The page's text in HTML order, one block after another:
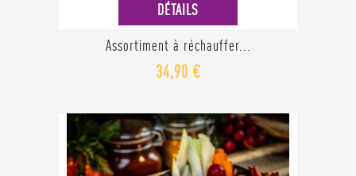
DÉTAILS
Assortiment à réchauffer...
34,90 €